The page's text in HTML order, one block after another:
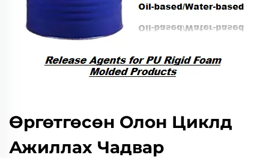
Өргөтгөсөн Олон Циклд
Ажиллах Чадвар